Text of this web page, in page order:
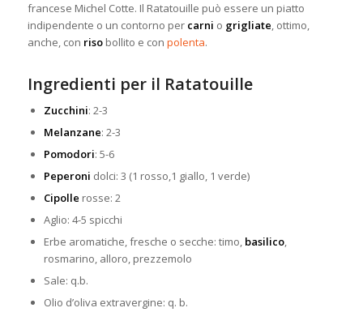
francese Michel Cotte. Il Ratatouille può essere un piatto
indipendente o un contorno per carni o grigliate, ottimo,
anche, con risobollito e con polenta.
Ingredienti per il Ratatouille
Zucchini: 2-3
Melanzane: 2-3
Pomodori: 5-6
Peperoni dolci: 3 (1 rosso,1 giallo, 1 verde)
Cipolle rosse: 2
Aglio: 4-5 spicchi
Erbe aromatiche, fresche o secche: timo, basilico,
rosmarino, alloro, prezzemolo
Sale: q.b.
Olio d’oliva extravergine: q. b.